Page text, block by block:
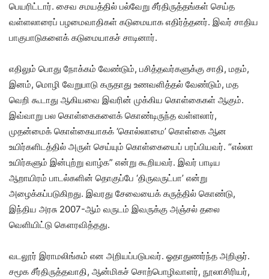
பெயரிட்டார். சைவ சமயத்தில் பல்வேறு சீர்திருத்தங்கள் செய்த
வள்ளலாரைப் பழமைவாதிகள் கடுமையாக எதிர்த்தனர். இவர் சாதிய
பாகுபாடுகளைக் கடுமையாகச் சாடினார்.
எதிலும் பொது நோக்கம் வேண்டும், பசித்தவர்களுக்கு சாதி, மதம்,
இனம், மொழி வேறுபாடு கருதாது உணவளித்தல் வேண்டும், மத
வெறி கூடாது ஆகியவை இவரின் முக்கிய கொள்கைகள் ஆகும்.
இவ்வாறு பல கொள்கைகளைக் கொண்டிருந்த வள்ளலார்,
முதன்மைக் கொள்கையாகக் ‘கொல்லாமை’ கொள்கை ஆன
உயிர்களிடத்தில் அருள் செய்யும் கொள்கையைப் பரப்பியவர். “எல்லா
உயிர்களும் இன்புற்று வாழ்க” என்று கூறியவர். இவர் பாடிய
ஆறாயிரம் பாடல்களின் தொகுப்பே ‘திருவருட்பா’ என்று
அழைக்கப்படுகிறது. இவரது சேவையைக் கருத்தில் கொண்டு,
இந்திய அரசு 2007-ஆம் வருடம் இவருக்கு அஞ்சல் தலை
வெளியிட்டு கௌரவித்தது.
வடலூர் இராமலிங்கம் என அறியப்படுபவர். ஓதாதுணர்ந்த அறிஞர்.
சமூக சீர்திருத்தவாதி, ஆன்மிகச் சொற்பொழிவாளர், நூலாசிரியர்,